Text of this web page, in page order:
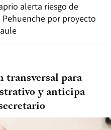
alerta riesgo de
por proyecto
transversal para
y anticipa